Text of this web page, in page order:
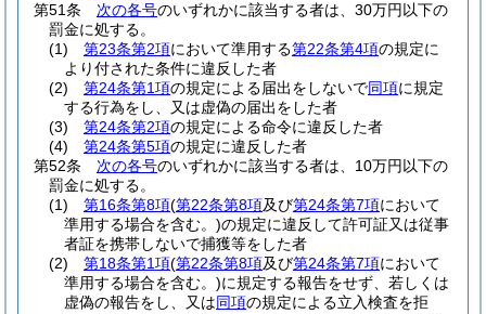
第51条
次の各号のいずれかに該当する者は、30万円以下の
罰金に処する。
(1)
第23条第2項において準用する第22条第4項の規定に
より付された条件に違反した者
(2)
第24条第1項の規定による届出をしないで同項に規定
する行為をし、又は虚偽の届出をした者
(3)
第24条第2項の規定による命令に違反した者
(4)
第24条第5項の規定に違反した者
第52条
次の各号のいずれかに該当する者は、10万円以下の
罰金に処する。
(1)
第16条第8項(第22条第8項及び第24条第7項において
準用する場合を含む。)の規定に違反して許可証又は従事
者証を携帯しないで捕獲等をした者
(2)
第18条第1項(第22条第8項及び第24条第7項において
準用する場合を含む。)に規定する報告をせず、若しくは
虚偽の報告をし、又は同項の規定による立入検査を拒